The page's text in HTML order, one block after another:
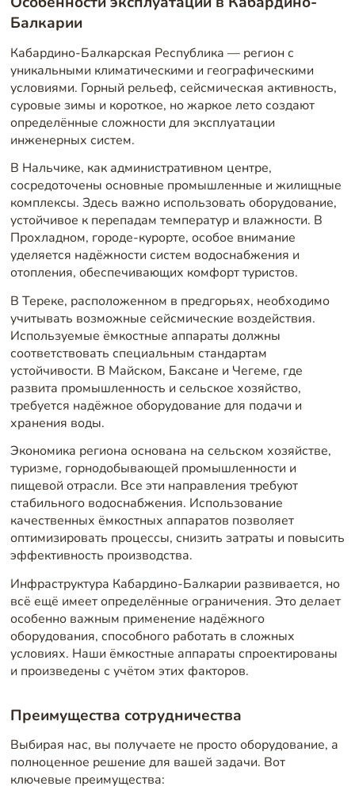
Балкарии
Кабардино-Балкарская Республика — регион с
уникальными климатическими и географическими
условиями. Горный рельеф, сейсмическая активность,
суровые зимы и короткое, но жаркое лето создают
определённые сложности для эксплуатации
инженерных систем.
В Нальчике, как административном центре,
сосредоточены основные промышленные и жилищные
комплексы. Здесь важно использовать оборудование,
устойчивое к перепадам температур и влажности. В
Прохладном, городе-курорте, особое внимание
уделяется надёжности систем водоснабжения и
отопления, обеспечивающих комфорт туристов.
В Тереке, расположенном в предгорьях, необходимо
учитывать возможные сейсмические воздействия.
Используемые ёмкостные аппараты должны
соответствовать специальным стандартам
устойчивости. В Майском, Баксане и Чегеме, где
развита промышленность и сельское хозяйство,
требуется надёжное оборудование для подачи и
хранения воды.
Экономика региона основана на сельском хозяйстве,
туризме, горнодобывающей промышленности и
пищевой отрасли. Все эти направления требуют
стабильного водоснабжения. Использование
качественных ёмкостных аппаратов позволяет
оптимизировать процессы, снизить затраты и повысить
эффективность производства.
Инфраструктура Кабардино-Балкарии развивается, но
всё ещё имеет определённые ограничения. Это делает
особенно важным применение надёжного
оборудования, способного работать в сложных
условиях. Наши ёмкостные аппараты спроектированы
и произведены с учётом этих факторов.
Преимущества сотрудничества
Выбирая нас, вы получаете не просто оборудование, а
полноценное решение для вашей задачи. Вот
ключевые преимущества: